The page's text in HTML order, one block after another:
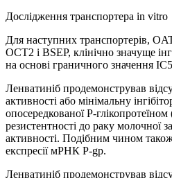
Дослідження транспортера in vitro
Для наступних транспортерів,
OCT2 і BSEP, клінічно значуще
на основі граничного значення
Ленватиніб продемонстрував
активності або мінімальну
опосередкованої P-глікопротеїном
резистентності до раку молочної
активності. Подібним чином також
експресії мРНК P-gp.
Ленватиніб продемонстрував